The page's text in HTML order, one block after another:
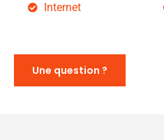
Internet
Une question ?